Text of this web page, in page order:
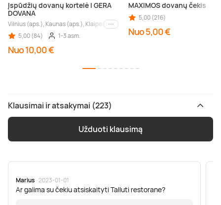
Įspūdžių dovanų kortelė | GERA
DOVANA
Vilnius (aps.), Kaunas (aps.), Klaipėda (aps.), Palanga (aps.), Nida (aps.),
Kiti miestai
5,00 (84)
1-3 asm.
Nuo 10,00 €
MAXIMOS dovanų čekis
5,00 (216)
Nuo 5,00 €
Klausimai ir atsakymai (223)
Užduoti klausimą
Marius · 2023-01-01
Ar galima su čekiu atsiskaityti Talluti restorane?